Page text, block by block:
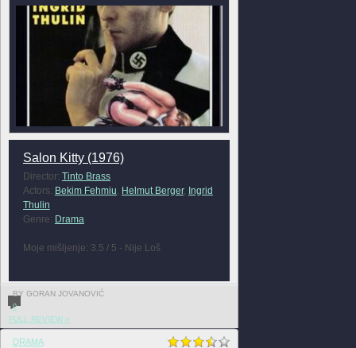
Salon Kitty (1976)
Director: Tinto Brass
Actors: Bekim Fehmiu, Helmut Berger, Ingrid
Thulin
Genre: Drama
Moje mišljenje: 3.5 / 5 - Nije Loš
BY GORAN JOVANOVIĆ
0
FULL REVIEW »
DRAMA